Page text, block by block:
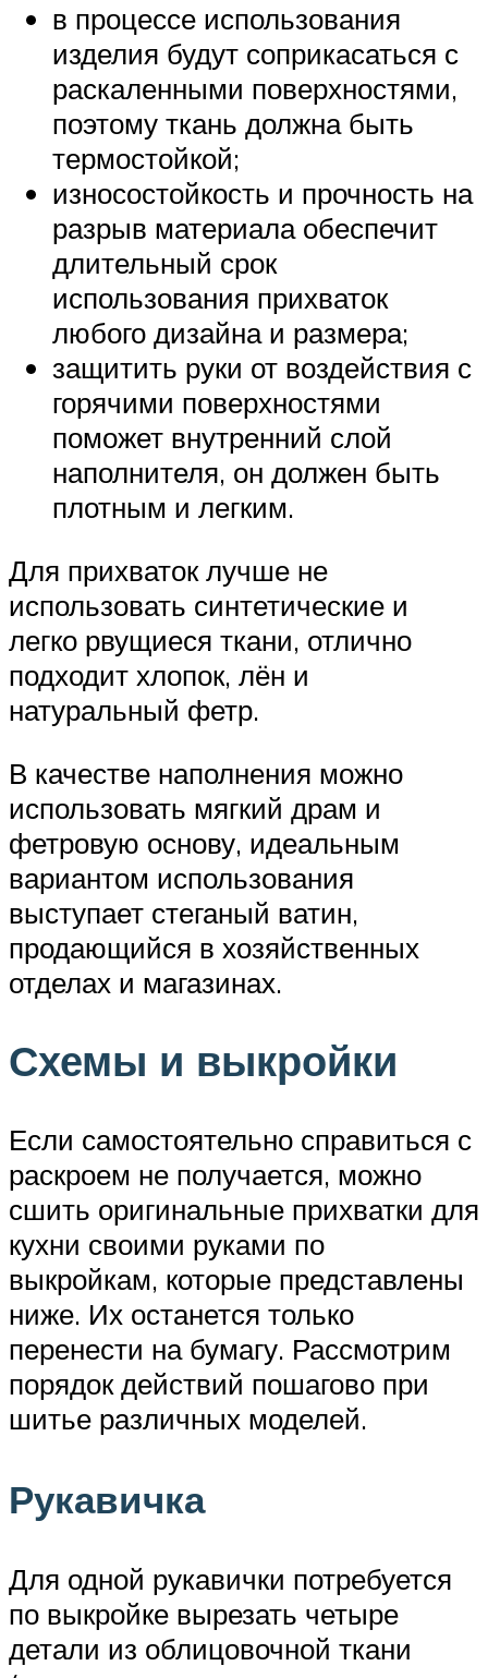
в процессе использования
изделия будут соприкасаться с
раскаленными поверхностями,
поэтому ткань должна быть
термостойкой;
износостойкость и прочность на
разрыв материала обеспечит
длительный срок
использования прихваток
любого дизайна и размера;
защитить руки от воздействия с
горячими поверхностями
поможет внутренний слой
наполнителя, он должен быть
плотным и легким.
Для прихваток лучше не
использовать синтетические и
легко рвущиеся ткани, отлично
подходит хлопок, лён и
натуральный фетр.
В качестве наполнения можно
использовать мягкий драм и
фетровую основу, идеальным
вариантом использования
выступает стеганый ватин,
продающийся в хозяйственных
отделах и магазинах.
Схемы и выкройки
Если самостоятельно справиться с
раскроем не получается, можно
сшить оригинальные прихватки для
кухни своими руками по
выкройкам, которые представлены
ниже. Их останется только
перенести на бумагу. Рассмотрим
порядок действий пошагово при
шитье различных моделей.
Рукавичка
Для одной рукавички потребуется
по выкройке вырезать четыре
детали из облицовочной ткани